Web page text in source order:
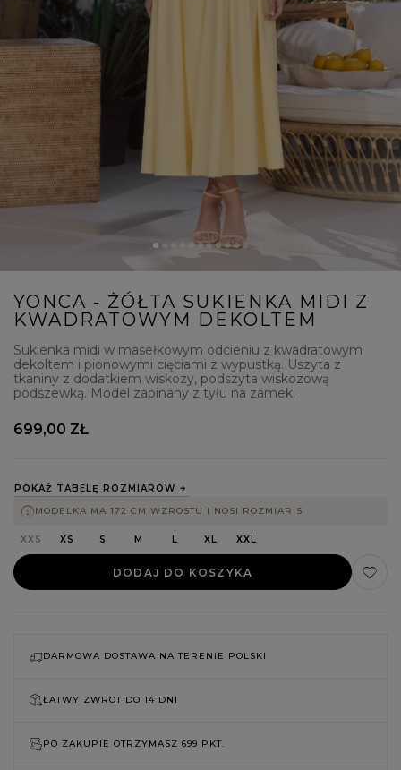
YONCA - ŻÓŁTA SUKIENKA MIDI Z
KWADRATOWYM DEKOLTEM
Sukienka midi w masełkowym odcieniu z kwadratowym
dekoltem i pionowymi cięciami z wypustką. Uszyta z
tkaniny z dodatkiem wiskozy, podszyta wiskozową
podszewką. Model zapinany z tyłu na zamek.
POKAŻ TABELĘ ROZMIARÓW
MODELKA MA 172 CM WZROSTU I NOSI ROZMIAR S
XXS XS S M L XL XXL
DODAJ DO KOSZYKA
699,00 ZŁ
DARMOWA DOSTAWA NA TERENIE POLSKI
ŁATWY ZWROT DO 14 DNI
PO ZAKUPIE OTRZYMASZ 699 PKT.